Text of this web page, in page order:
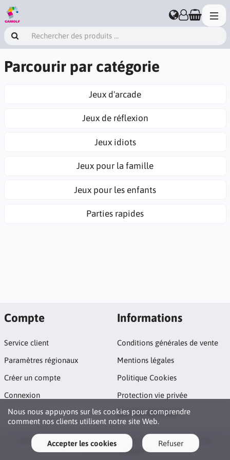
Parcourir par catégorie
Jeux d'arcade
Jeux de réflexion
Jeux idiots
Jeux pour la famille
Jeux pour les enfants
Parties rapides
Nous nous appuyons sur les cookies pour comprendre
comment nos clients utilisent notre site Web.
Accepter les cookies Refuser
Compte
Service client
Paramètres régionaux
Créer un compte
Connexion
Informations
Conditions générales de vente
Mentions légales
Politique Cookies
Protection vie privée
Qui sommes nous ?
Copyright © 2026 La boutique des jeux vidéo Gamolf. All rights reserved ·
LiteCart®